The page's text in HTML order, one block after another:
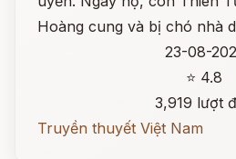
Hoàng cung và bị chó nhà
23-08-
⭐ 4.8
3,919 lượt
Truyền thuyết Việt Nam